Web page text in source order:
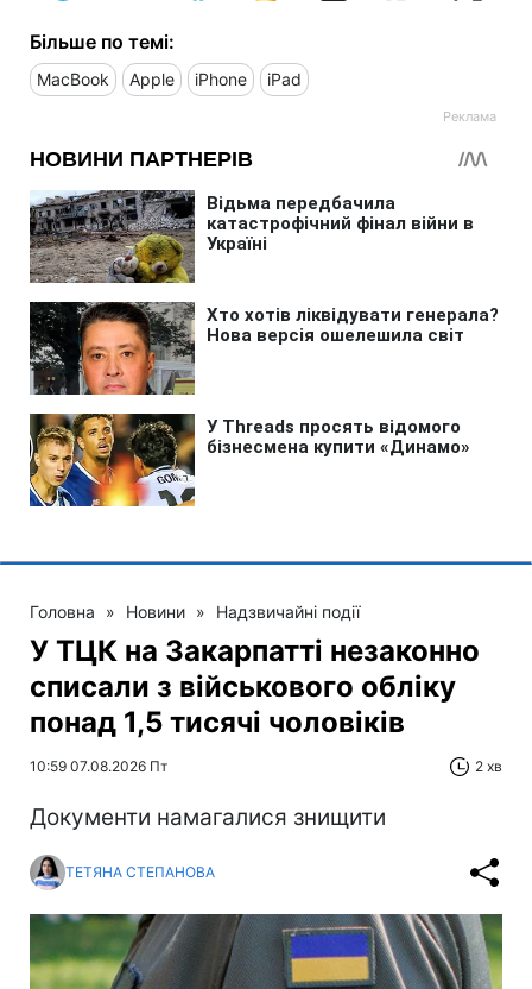
Більше по темі:
MacBook Apple iPhone iPad
Головна » Новини » Надзвичайні події
У ТЦК на Закарпатті незаконно
списали з військового обліку
понад 1,5 тисячі чоловіків
10:59 07.08.2026 Пт 2 хв
Документи намагалися знищити
ТЕТЯНА СТЕПАНОВА